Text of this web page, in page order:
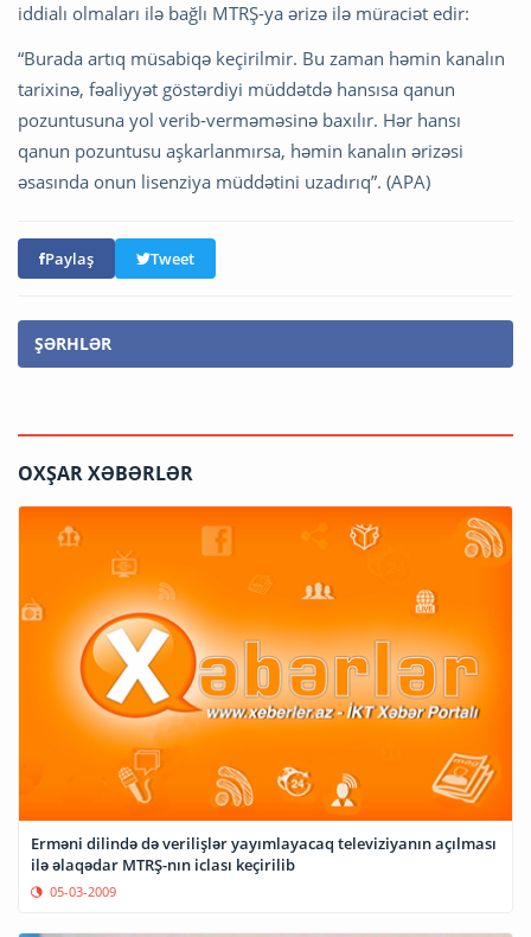
iddialı olmaları ilə bağlı MTRŞ-ya ərizə ilə müraciət edir:
“Burada artıq müsabiqə keçirilmir. Bu zaman həmin kanalın
tarixinə, fəaliyyət göstərdiyi müddətdə hansısa qanun
pozuntusuna yol verib-verməməsinə baxılır. Hər hansı
qanun pozuntusu aşkarlanmırsa, həmin kanalın ərizəsi
əsasında onun lisenziya müddətini uzadırıq”. (APA)
Paylaş Tweet
ŞƏRHLƏR
OXŞAR XƏBƏRLƏR
Erməni dilində də verilişlər yayımlayacaq televiziyanın açılması
ilə əlaqədar MTRŞ-nın iclası keçirilib
05-03-2009